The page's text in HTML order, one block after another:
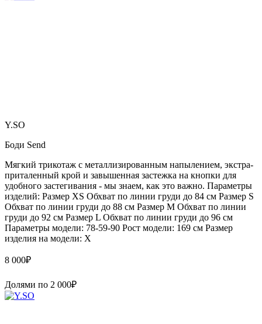
Y.SO
Боди Send
Мягкий трикотаж с металлизированным напылением, экстра-
приталенный крой и завышенная застежка на кнопки для
удобного застегивания - мы знаем, как это важно. Параметры
изделий: Размер XS Обхват по линии груди до 84 см Размер S
Обхват по линии груди до 88 см Размер M Обхват по линии
груди до 92 см Размер L Обхват по линии груди до 96 см
Параметры модели: 78-59-90 Рост модели: 169 см Размер
изделия на модели: X
8 000₽
Долями по 2 000₽